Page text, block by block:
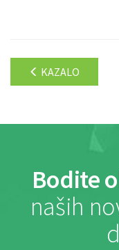
KAZALO
Bodite
naših